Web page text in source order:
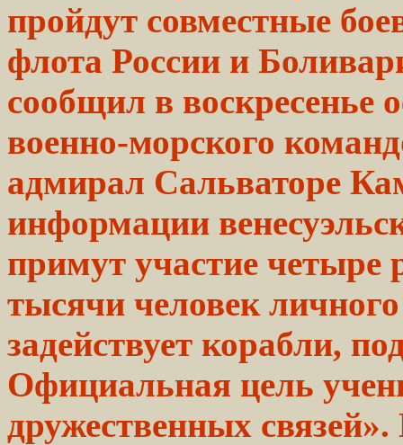
пройдут совместные
флота России и
сообщил в воскресенье
военно-морского
адмирал Сальваторе
информации
примут участие четыре
тысячи человек личного
задействует корабли,
Официальная цель
дружественных связей».